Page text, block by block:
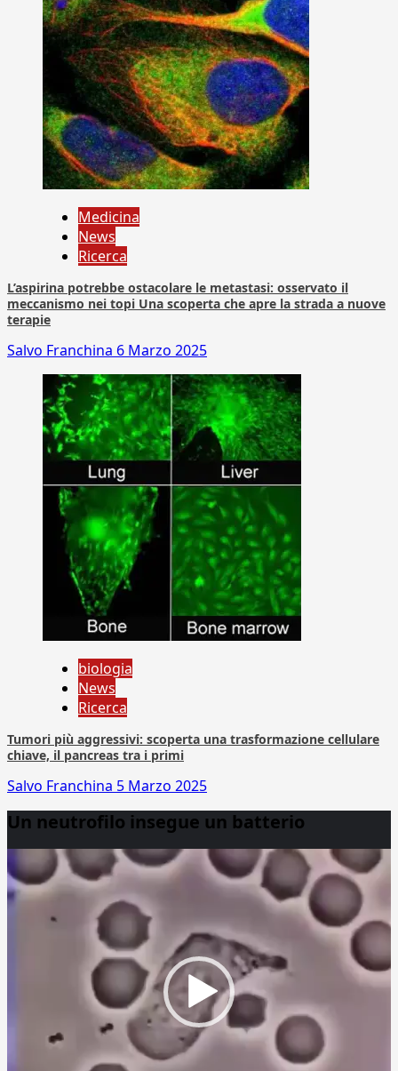
Medicina
News
Ricerca
L’aspirina potrebbe ostacolare le metastasi: osservato il
meccanismo nei topi Una scoperta che apre la strada a nuove
terapie
Salvo Franchina 6 Marzo 2025
biologia
News
Ricerca
Tumori più aggressivi: scoperta una trasformazione cellulare
chiave, il pancreas tra i primi
Salvo Franchina 5 Marzo 2025
Un neutrofilo insegue un batterio
Player